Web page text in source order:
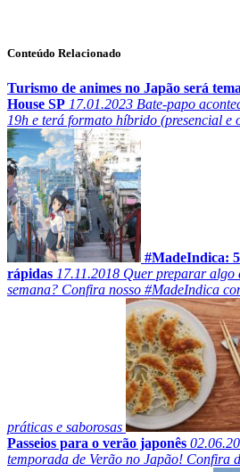
Conteúdo Relacionado
Turismo de animes no Japão será
House SP 17.01.2023 Bate-papo
19h e terá formato híbrido (presencial e
#MadeIndica:
rápidas 17.11.2018 Quer preparar algo
semana? Confira nosso #MadeIndica
práticas e saborosas
Passeios para o verão japonês
temporada de Verão no Japão! Confira